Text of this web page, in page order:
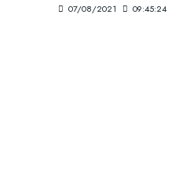
07/08/2021 09:45:24